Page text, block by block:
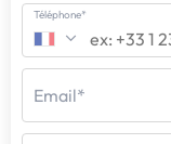
Téléphone*
Email*